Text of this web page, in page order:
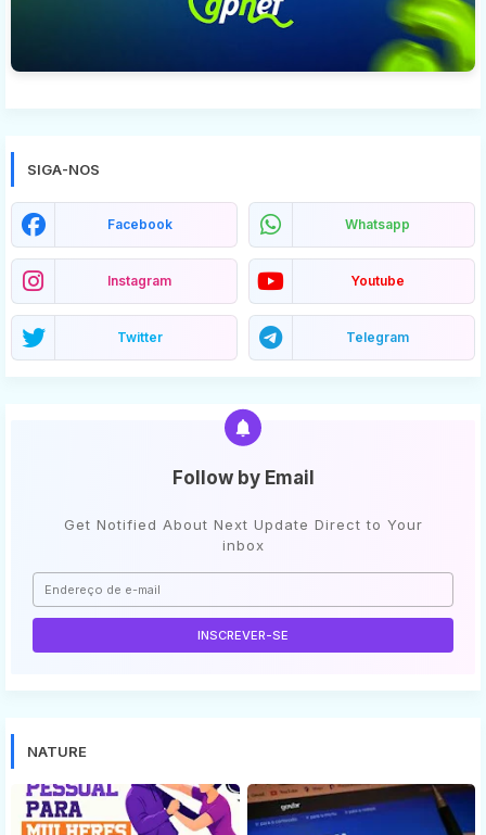
SIGA-NOS
Facebook Whatsapp
Instagram Youtube
Twitter Telegram
Follow by Email
Get Notified About Next Update Direct to Your
inbox
NATURE